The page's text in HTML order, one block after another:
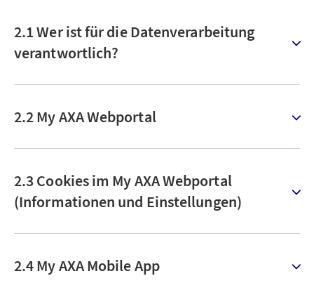
2.1 Wer ist für die Datenverarbeitung
verantwortlich?
2.2 My AXA Webportal
2.3 Cookies im My AXA Webportal
(Informationen und Einstellungen)
2.4 My AXA Mobile App